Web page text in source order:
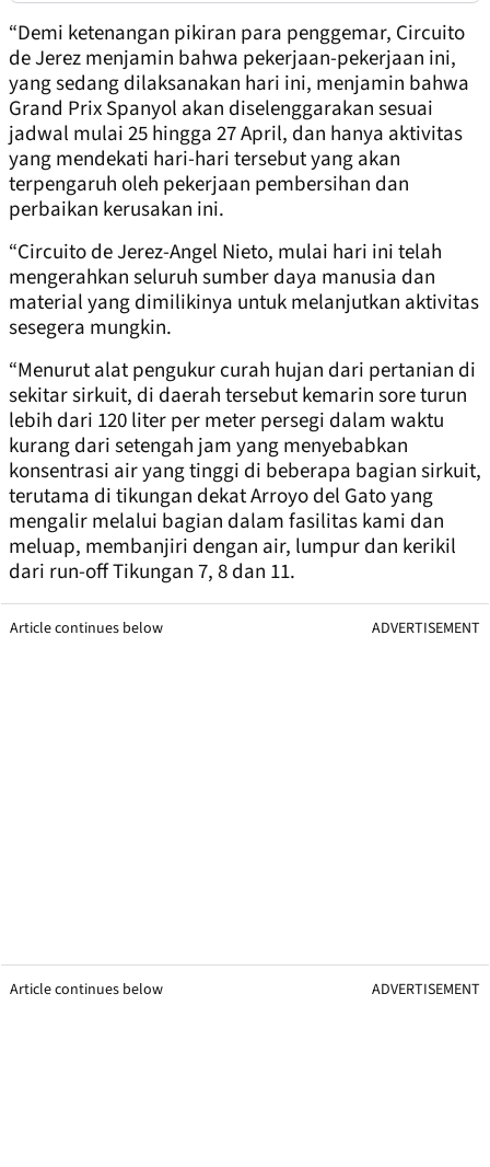
“Demi ketenangan pikiran para penggemar, Circuito
de Jerez menjamin bahwa pekerjaan-pekerjaan ini,
yang sedang dilaksanakan hari ini, menjamin bahwa
Grand Prix Spanyol akan diselenggarakan sesuai
jadwal mulai 25 hingga 27 April, dan hanya aktivitas
yang mendekati hari-hari tersebut yang akan
terpengaruh oleh pekerjaan pembersihan dan
perbaikan kerusakan ini.
“Circuito de Jerez-Angel Nieto, mulai hari ini telah
mengerahkan seluruh sumber daya manusia dan
material yang dimilikinya untuk melanjutkan aktivitas
sesegera mungkin.
“Menurut alat pengukur curah hujan dari pertanian di
sekitar sirkuit, di daerah tersebut kemarin sore turun
lebih dari 120 liter per meter persegi dalam waktu
kurang dari setengah jam yang menyebabkan
konsentrasi air yang tinggi di beberapa bagian sirkuit,
terutama di tikungan dekat Arroyo del Gato yang
mengalir melalui bagian dalam fasilitas kami dan
meluap, membanjiri dengan air, lumpur dan kerikil
dari run-off Tikungan 7, 8 dan 11.
Article continues below ADVERTISEMENT
Article continues below ADVERTISEMENT